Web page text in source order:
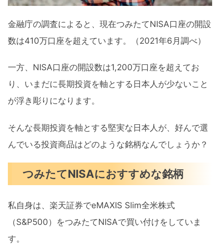
金融庁の調査によると、現在つみたてNISA口座の開設
数は410万口座を超えています。（2021年6月調べ）
一方、NISA口座の開設数は1,200万口座を超えてお
り、いまだに長期投資を軸とする日本人が少ないこと
が浮き彫りになります。
そんな長期投資を軸とする堅実な日本人が、好んで選
んでいる投資商品はどのような銘柄なんでしょうか？
つみたてNISAにおすすめな銘柄
私自身は、楽天証券でeMAXIS Slim全米株式
（S&P500）をつみたてNISAで買い付けをしていま
す。